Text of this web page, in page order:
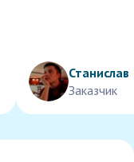
Станислав
Заказчик